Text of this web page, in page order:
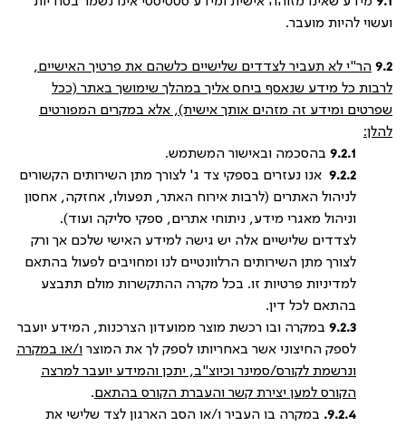
ועשוי להיות מועבר.
9.2 הר"י לא תעביר לצדדים שלישיים כלשהם את פרטיך האישיים,
לרבות כל מידע שנאסף ביחס אליך במהלך שימושך באתר (ככל
שפרטים ומידע זה מזהים אותך אישית), אלא במקרים המפורטים
להלן:
9.2.1 בהסכמה ובאישור המשתמש.
9.2.2 אנו נעזרים בספקי צד ג' לצורך מתן השירותים הקשורים
לניהול האתרים (לרבות אירוח האתר, תפעולו, אחזקה, אחסון
וניהול מאגרי מידע, ניתוחי אתרים, ספקי סליקה ועוד).
לצדדים שלישיים אלה יש גישה למידע האישי שלכם אך ורק
לצורך מתן השירותים הרלוונטיים לנו ומחויבים לפעול בהתאם
למדיניות פרטיות זו. בכל מקרה ההתקשרות מולם תתבצע
בהתאם לכל דין.
9.2.3 במקרה ובו רכשת מוצר ממועדון הצרכנות, המידע יועבר
לספק החיצוני אשר באחריותו לספק לך את המוצר ו/או במקרה
ונרשמת לקורס/סמינר וכיוצ"ב, יתכן והמידע יועבר למרצה
הקורס למען יצירת קשר והעברת הקורס בהתאם.
9.2.4. במקרה בו העביר ו/או הסב הארגון לצד שלישי את